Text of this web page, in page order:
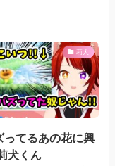
莉犬
ってるあの花に興
犬くん